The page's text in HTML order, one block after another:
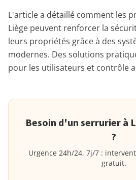
L'article a détaillé comment les
Liège peuvent renforcer la
leurs propriétés grâce à des
modernes. Des solutions
pour les utilisateurs et contrôle
Besoin d'un serrurier à
?
Urgence 24h/24, 7j/7 :
gratuit.